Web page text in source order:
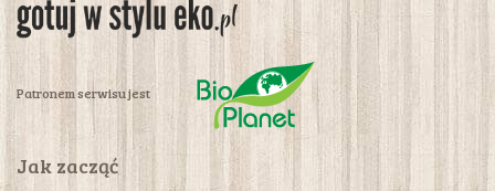
Patronem serwisu jest
Jak zacząć